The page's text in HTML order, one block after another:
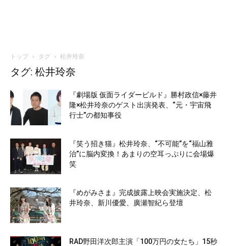
トップ タグ 松井玲奈
タグ: 松井玲奈
『劇場版 仮面ライダービルド』勝村政信×藤井
隆×松井玲奈のゲスト出演発表、“元・宇宙飛
行士”の都知事役
『笑う招き猫』松井玲奈、“不可能”を“福山雅
治”に脳内変換！あまりの空耳っぷりに会場爆
笑
『めがみさま』完成披露上映会実施決定、松
井玲奈、新川優愛、廣瀬智紀ら登壇
RAD野田洋次郎主演「100万円の女たち」15秒